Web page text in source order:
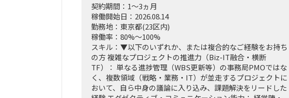
契約期間：1～3ヵ月
稼働開始日：2026.08.14
勤務地：東京都(23区内)
稼働率：80%～100%
スキル：▼以下のいずれか、または複合的なご経験をお持ち
の方 複雑なプロジェクトの推進力（Biz-IT融合・横断
TF）： 単なる進捗管理（WBS更新等）の事務局PMOではな
く、複数領域（戦略・業務・IT）が並走するプロジェクトに
おいて、自ら中身の議論に入り込み、課題解決をリードした